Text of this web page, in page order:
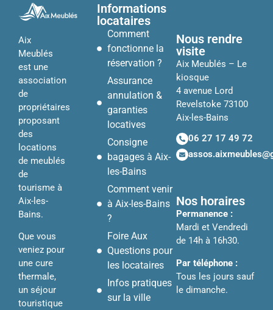
Aix
Meublés
est une
association
de
propriétaires
proposant
des
locations
de meublés
de
tourisme à
Aix-les-
Bains.
Que vous
veniez pour
une cure
thermale,
un séjour
touristique
Informations
locataires
Comment
fonctionne la
réservation ?
Assurance
annulation &
garanties
locatives
Consigne
bagages à Aix-
les-Bains
Comment venir
à Aix-les-Bains
?
Foire Aux
Questions pour
les locataires
Infos pratiques
sur la ville
Nous rendre
visite
Aix Meublés – Le
kiosque
4 avenue Lord
Revelstoke 73100
Aix-les-Bains
06 27 17 49 72
Nos horaires
Permanence :
Mardi et Vendredi
de 14h à 16h30.
Par téléphone :
Tous les jours sauf
le dimanche.